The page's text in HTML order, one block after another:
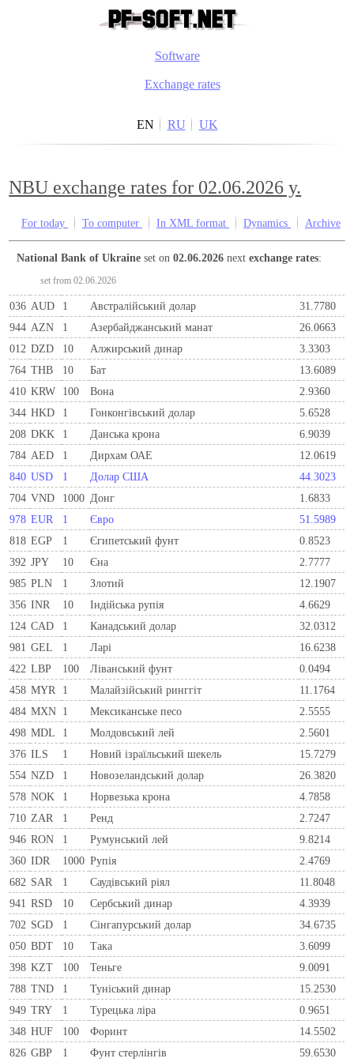
Software
Exchange rates
EN RU UK
NBU exchange rates for 02.06.2026 y.
For today To computer In XML format Dynamics Archive
National Bank of Ukraine set on02.06.2026 nextexchange rates:
set from 02.06.2026
036 AUD 1 Австралійський долар
31.7780
944 AZN 1 Азербайджанський манат
26.0663
012 DZD 10 Алжирський динар
3.3303
764 THB 10 Бат
13.6089
410 KRW 100 Вона
2.9360
344 HKD 1 Гонконгівський долар
5.6528
208 DKK 1 Данська крона
6.9039
784 AED 1 Дирхам ОАЕ
12.0619
840 USD 1 Долар США
44.3023
704 VND 1000 Донг
1.6833
978 EUR 1 Євро
51.5989
818 EGP 1 Єгипетський фунт
0.8523
392 JPY 10 Єна
2.7777
985 PLN 1 Злотий
12.1907
356 INR 10 Індійська рупія
4.6629
124 CAD 1 Канадський долар
32.0312
981 GEL 1 Ларi
16.6238
422 LBP 100 Ліванський фунт
0.0494
458 MYR 1 Малайзійський ринггіт
11.1764
484 MXN 1 Мексиканське песо
2.5555
498 MDL 1 Молдовський лей
2.5601
376 ILS 1 Новий ізраїльський шекель
15.7279
554 NZD 1 Новозеландський долар
26.3820
578 NOK 1 Норвезька крона
4.7858
710 ZAR 1 Ренд
2.7247
946 RON 1 Румунський лей
9.8214
360 IDR 1000 Рупія
2.4769
682 SAR 1 Саудівський ріял
11.8048
941 RSD 10 Сербський динар
4.3939
702 SGD 1 Сінгапурський долар
34.6735
050 BDT 10 Така
3.6099
398 KZT 100 Теньге
9.0091
788 TND 1 Туніський динар
15.2530
949 TRY 1 Турецька ліра
0.9651
348 HUF 100 Форинт
14.5502
826 GBP 1 Фунт стерлінгів 59.6530